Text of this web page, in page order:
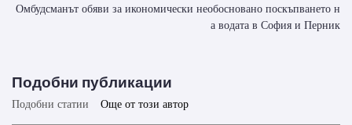
Омбудсманът обяви за икономически необосновано поскъпването н
а водата в София и Перник
Подобни публикации
Подобни статии Още от този автор